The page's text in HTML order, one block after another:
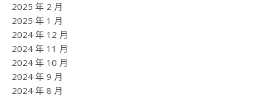
2025 年 2 月
2025 年 1 月
2024 年 12 月
2024 年 11 月
2024 年 10 月
2024 年 9 月
2024 年 8 月